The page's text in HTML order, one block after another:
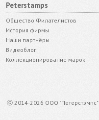
Peterstamps
Общество Филателистов
История фирмы
Наши партнёры
Видеоблог
Коллекционирование марок
ⓒ 2014-2026 ООО "Петерстэмпс"